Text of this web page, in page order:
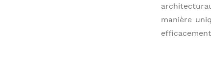
manière